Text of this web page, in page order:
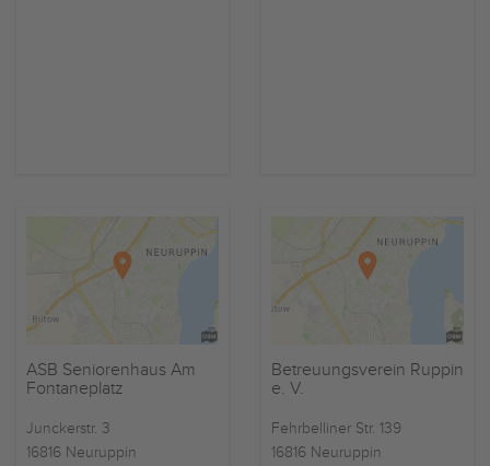
ASB Seniorenhaus Am
Fontaneplatz
Junckerstr. 3
16816 Neuruppin
Betreuungsverein Ruppin
e. V.
Fehrbelliner Str. 139
16816 Neuruppin